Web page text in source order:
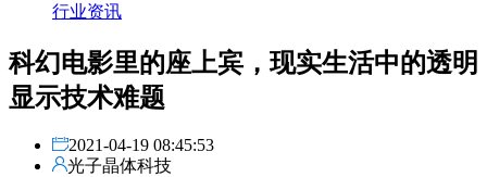
行业资讯
科幻电影里的座上宾，现实生活中的透明
显示技术难题
2021-04-19 08:45:53
光子晶体科技